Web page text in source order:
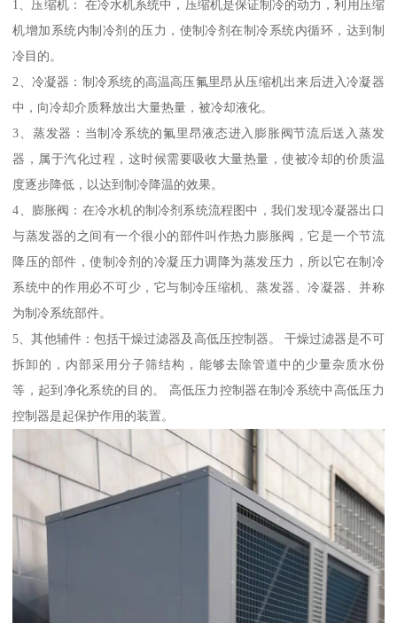
1、压缩机： 在冷水机系统中，压缩机是保证制冷的动力，利用压缩
机增加系统内制冷剂的压力，使制冷剂在制冷系统内循环，达到制
冷目的。
2、冷凝器：制冷系统的高温高压氟里昂从压缩机出来后进入冷凝器
中，向冷却介质释放出大量热量，被冷却液化。
3、蒸发器：当制冷系统的氟里昂液态进入膨胀阀节流后送入蒸发
器，属于汽化过程，这时候需要吸收大量热量，使被冷却的价质温
度逐步降低，以达到制冷降温的效果。
4、膨胀阀：在冷水机的制冷剂系统流程图中，我们发现冷凝器出口
与蒸发器的之间有一个很小的部件叫作热力膨胀阀，它是一个节流
降压的部件，使制冷剂的冷凝压力调降为蒸发压力，所以它在制冷
系统中的作用必不可少，它与制冷压缩机、蒸发器、冷凝器、并称
为制冷系统部件。
5、其他辅件：包括干燥过滤器及高低压控制器。 干燥过滤器是不可
拆卸的，内部采用分子筛结构，能够去除管道中的少量杂质水份
等，起到净化系统的目的。 高低压力控制器在制冷系统中高低压力
控制器是起保护作用的装置。